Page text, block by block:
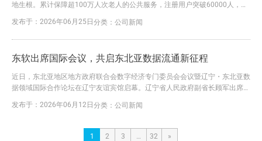
地生根。累计保障超100万人次老人的公共服务，注册用户突破60000人，汇
迹，也折射出沈阳智慧养老建设的阶段性成效。 过去一年，作为国家基本养
老服务综合平台在沈阳的试点成果，“盛情康养”以数字化、智能化为核心驱
发布于：2026年06月25日 分类： 公司新闻
东软出席国际会议，共启东北亚数据流通新征程
近日，东北亚地区地方政府联合会数字经济专门委员会会议暨辽宁・东北亚数
据领域国际合作论坛在辽宁友谊宾馆启幕。辽宁省人民政府副省长顾军出席开
国、俄罗斯等国地方政府代表，辽宁省相关部门、行业机构及企业代表共计百
议由辽宁省人民政府、东北亚地区地方政府联合会主办，辽宁省...
发布于：2026年06月12日 分类： 公司新闻
1 2 3 32 »